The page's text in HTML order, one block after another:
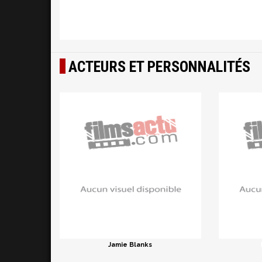
ACTEURS ET PERSONNALITÉS
Jamie Blanks